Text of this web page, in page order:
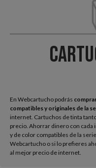
En Webcartucho podrás
compatibles y originales de la
internet. Cartuchos de tinta
precio. Ahorrar dinero con
y de color compatibles de la
Webcartucho o si lo prefieres
al mejor precio de internet.